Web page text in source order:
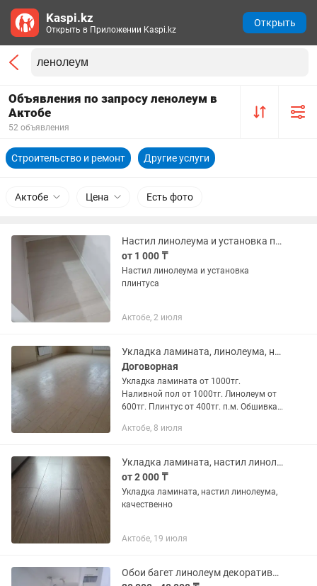
Объявления по запросу ленолеум в
Актобе
52 объявления
Строительство и ремонт Другие услуги
Актобе Цена Есть фото
Настил линолеума и установка плинтуса.
от 1 000 ₸
Настил линолеума и установка
плинтуса
Актобе, 2 июля
Укладка ламината, линолеума, наливной пол
Договорная
Укладка ламината от 1000тг.
Наливной пол от 1000тг. Линолеум от
600тг. Плинтус от 400тг. п.м. Обшивка,
Актобе, 8 июля
Укладка ламината, настил линолеума
от 2 000 ₸
Укладка ламината, настил линолеума,
качественно
Актобе, 19 июля
Обои багет линолеум декоративные штукатурка
Kaspi.kz
Открыть в Приложении Kaspi.kz
Открыть